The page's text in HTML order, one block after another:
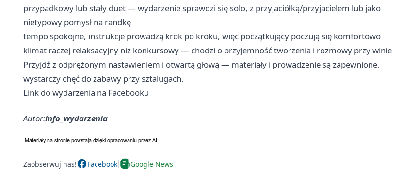
przypadkowy lub stały duet — wydarzenie sprawdzi się solo, z przyjaciółką/przyjacielem lub jako
nietypowy pomysł na randkę
tempo spokojne, instrukcje prowadzą krok po kroku, więc początkujący poczują się komfortowo
klimat raczej relaksacyjny niż konkursowy — chodzi o przyjemność tworzenia i rozmowy przy winie
Przyjdź z odprężonym nastawieniem i otwartą głową — materiały i prowadzenie są zapewnione,
wystarczy chęć do zabawy przy sztalugach.
Link do wydarzenia na Facebooku
Autor:info_wydarzenia
Zaobserwuj nas! Facebook Google News